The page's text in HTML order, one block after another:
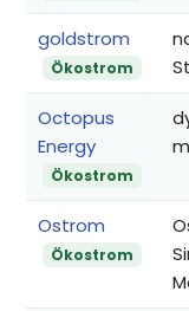
goldstrom
Ökostrom
Octopus
Energy
Ökostrom
Ostrom
Ökostrom